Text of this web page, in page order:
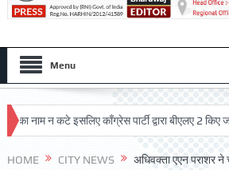
Menu
न कटे इसलिए काँग्रेस पार्टी द्वारा बीएलए 2 किए जा
HOME CITY NEWS अधिवक्ता एएन पराशर ने